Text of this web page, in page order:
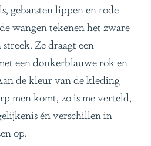
gebarsten lippen en rode
wangen tekenen het zware
Ze draagt een
een donkerblauwe rok en
de kleur van de kleding
men komt, zo is me verteld,
én verschillen in
op.